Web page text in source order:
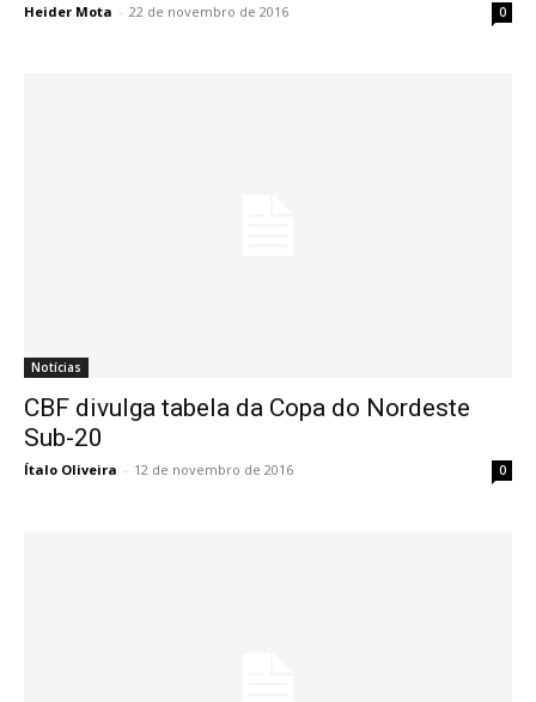
Heider Mota - 22 de novembro de 2016 0
Notícias
CBF divulga tabela da Copa do Nordeste
Sub-20
Ítalo Oliveira - 12 de novembro de 2016 0